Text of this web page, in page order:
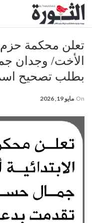
تعلن محكمة حزم
الأخت/ وجدان
بطلب تصحيح
On مايو 19, 2026